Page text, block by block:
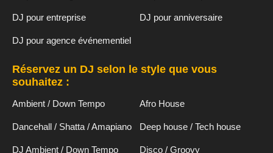
DJ pour entreprise DJ pour anniversaire
DJ pour agence événementiel
Réservez un DJ selon le style que vous
souhaitez :
Ambient / Down Tempo Afro House
Dancehall / Shatta / Amapiano Deep house / Tech house
DJ Ambient / Down Tempo Disco / Groovy